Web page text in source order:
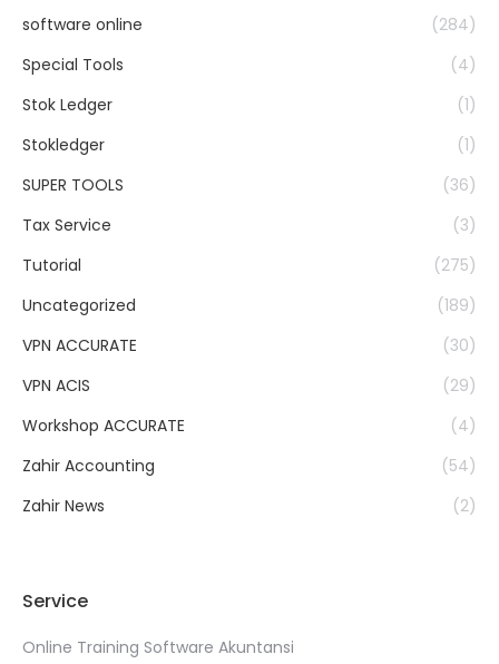
software online
(284)
Special Tools
(4)
Stok Ledger
(1)
Stokledger
(1)
SUPER TOOLS
(36)
Tax Service
(3)
Tutorial
(275)
Uncategorized
(189)
VPN ACCURATE
(30)
VPN ACIS
(29)
Workshop ACCURATE
(4)
Zahir Accounting
(54)
Zahir News
(2)
Service
Online Training Software Akuntansi